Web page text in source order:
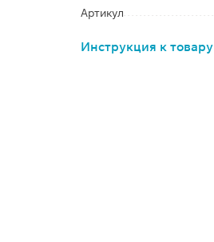
Артикул
Инструкция к товару